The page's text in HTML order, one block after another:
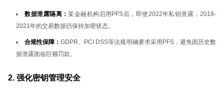
数据泄露隔离：某金融机构启用PFS后，即使2022年私钥泄露，2018-
2021年的交易数据仍保持加密状态。
合规性保障：GDPR、PCI DSS等法规明确要求采用PFS，避免因历史数
据泄露面临巨额罚款。
2. 强化密钥管理安全